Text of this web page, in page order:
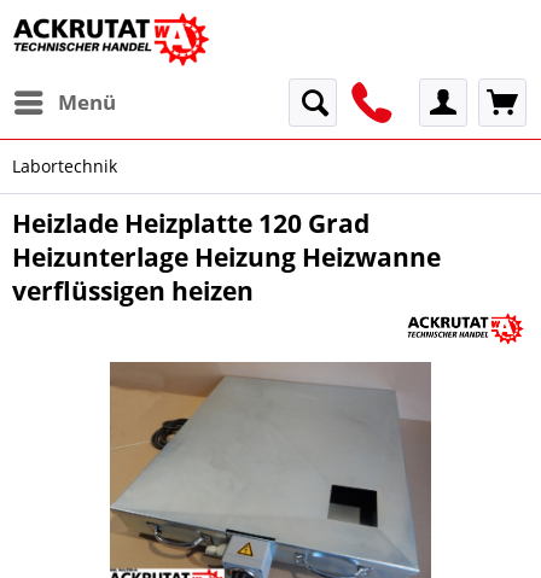
Menü
Labortechnik
Heizlade Heizplatte 120 Grad
Heizunterlage Heizung Heizwanne
verflüssigen heizen